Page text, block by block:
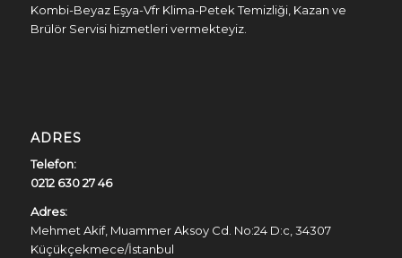
Kombi-Beyaz Eşya-Vfr Klima-Petek Temizliği, Kazan ve
Brülör Servisi hizmetleri vermekteyiz.
ADRES
Telefon:
0212 630 27 46
Adres:
Mehmet Akif, Muammer Aksoy Cd. No:24 D:c, 34307
Küçükçekmece/İstanbul